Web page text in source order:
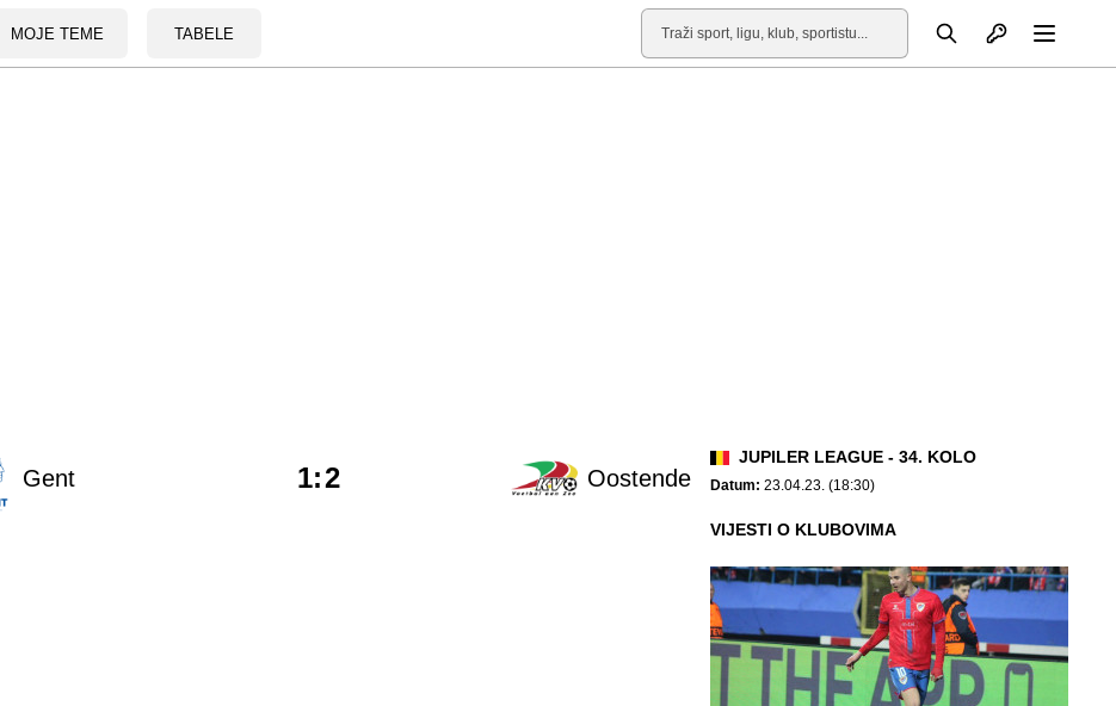
MOJE TEME TABELE
Pretraga Otvori profil
Gent Oostende
1:2
JUPILER LEAGUE - 34. KOLO
Datum: 23.04.23. (18:30)
VIJESTI O KLUBOVIMA